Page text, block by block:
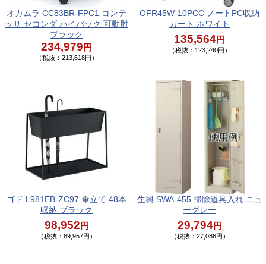
オカムラ CC83BR-FPC1 コンテ
ッサ セコンダ ハイバック 可動肘
ブラック
234,979 円
（税抜：213,618円）
OFR45W-10PCC ノートPC収納
カート ホワイト
135,564円
（税抜：123,240円）
ゴド L981EB-ZC97 傘立て 48本
収納 ブラック
98,952 円
（税抜：89,957円）
生興 SWA-455 掃除道具入れ ニュ
ーグレー
29,794円
（税抜：27,086円）